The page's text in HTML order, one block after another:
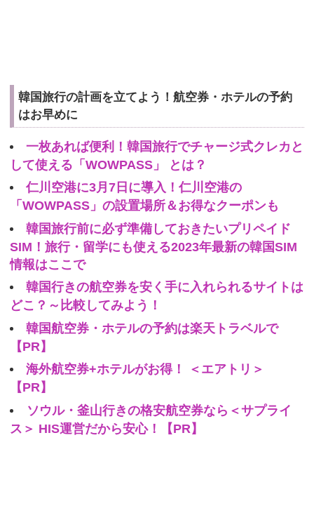
韓国旅行の計画を立てよう！航空券・ホテルの予約
はお早めに
一枚あれば便利！韓国旅行でチャージ式クレカと
して使える「WOWPASS」 とは？
仁川空港に3月7日に導入！仁川空港の
「WOWPASS」の設置場所＆お得なクーポンも
韓国旅行前に必ず準備しておきたいプリペイド
SIM！旅行・留学にも使える2023年最新の韓国SIM
情報はここで
韓国行きの航空券を安く手に入れられるサイトは
どこ？～比較してみよう！
韓国航空券・ホテルの予約は楽天トラベルで
【PR】
海外航空券+ホテルがお得！ ＜エアトリ＞
【PR】
ソウル・釜山行きの格安航空券なら＜サプライ
ス＞ HIS運営だから安心！【PR】